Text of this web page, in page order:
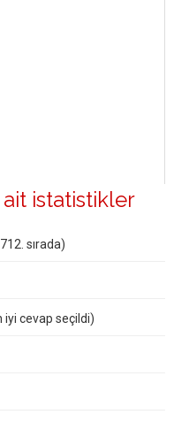
ait istatistikler
. sırada)
iyi cevap seçildi)